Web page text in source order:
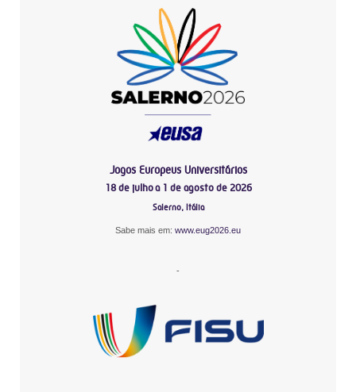
Jogos Europeus Universitários
18 de julho a 1 de agosto de 2026
Salerno, Itália
Sabe mais em: www.eug2026.eu
-